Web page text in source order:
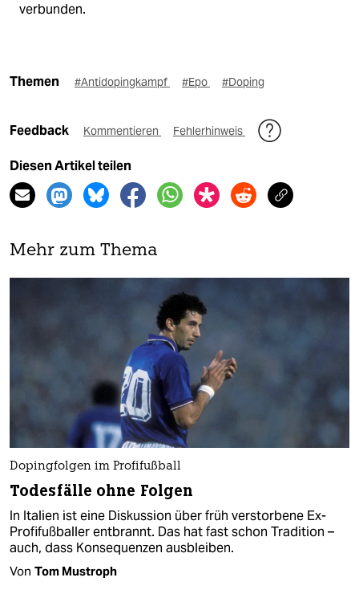
verbunden.
Themen #Antidopingkampf #Epo #Doping
Feedback Kommentieren Fehlerhinweis
Diesen Artikel teilen
Mehr zum Thema
Dopingfolgen im Profifußball
Todesfälle ohne Folgen
In Italien ist eine Diskussion über früh verstorbene Ex-
Profifußballer entbrannt. Das hat fast schon Tradition –
auch, dass Konsequenzen ausbleiben.
Von Tom Mustroph